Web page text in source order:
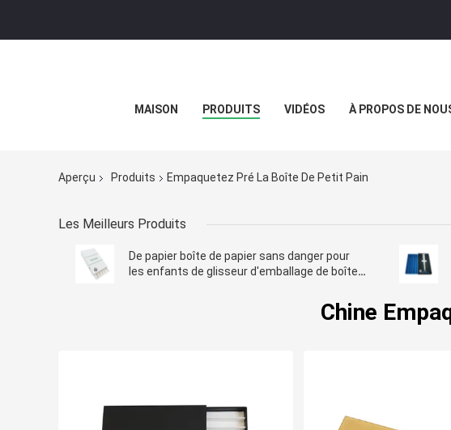
MAISON PRODUITS VIDÉOS À PROPOS DE
Aperçu Produits Empaquetez Pré La Boîte De Petit Pain
Les Meilleurs Produits
De papier boîte de papier sans danger pour
les enfants de glisseur d'emballage de boîte
Chine